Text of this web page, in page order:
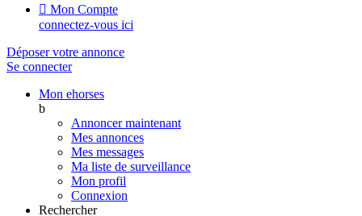
 Mon Compte
connectez-vous ici
Déposer votre annonce
Se connecter
Mon ehorses
b
Annoncer maintenant
Mes annonces
Mes messages
Ma liste de surveillance
Mon profil
Connexion
Rechercher